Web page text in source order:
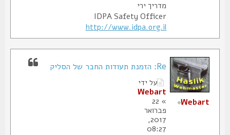
מדריך ירי
IDPA Safety Officer
http://www.idpa.org.il
Re: הזמנת תעודות החבר של הסליק
על ידי
Webart
פברואר
2017,
08:27
Webart